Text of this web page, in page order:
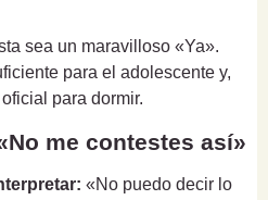
sea un maravilloso «Ya».
para el adolescente y,
para dormir.
me contestes así»
«No puedo decir lo